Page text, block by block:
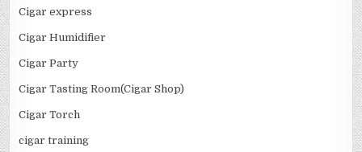
Cigar express
Cigar Humidifier
Cigar Party
Cigar Tasting Room(Cigar Shop)
Cigar Torch
cigar training